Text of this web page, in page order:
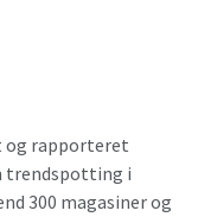
og rapporteret
trendspotting i
300 magasiner og